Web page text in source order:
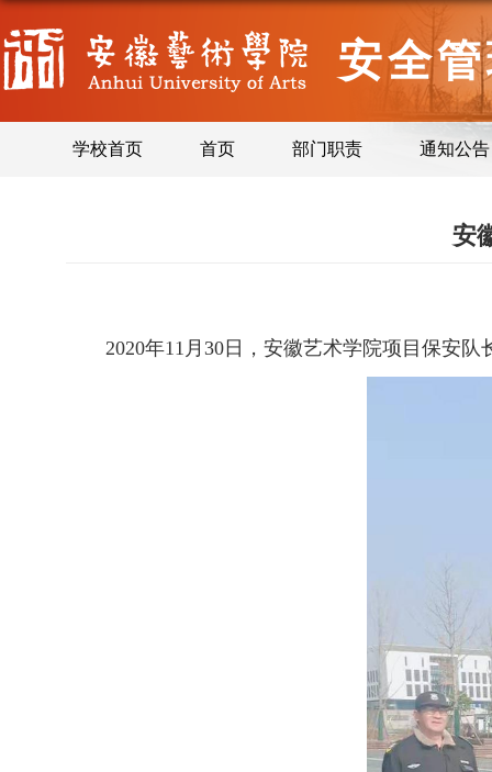
安全
学校首页 首页 部门职责 通知公告
安
2020年11月30日，安徽艺术学院项目保安